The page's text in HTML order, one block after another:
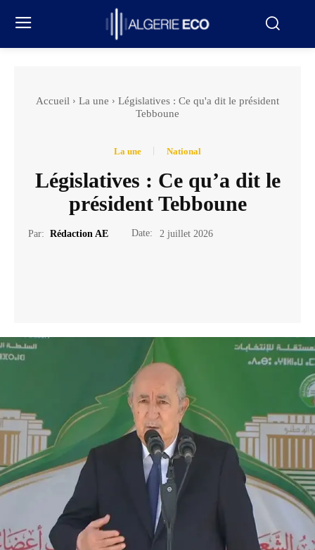
Accueil La une
Législatives : Ce qu'a dit le président
Tebboune
La une National
Législatives : Ce qu’a dit le
président Tebboune
Par: Rédaction AE Date: 2 juillet 2026